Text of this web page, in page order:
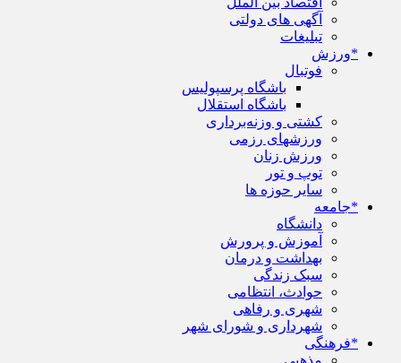
آگهی های دولتی
تبلیغات
*ورزش
فوتبال
باشگاه پرسپولیس
باشگاه استقلال
کشتی و وزنه‌برداری
ورزشهای رزمی
ورزش زنان
توپ و تور
سایر حوزه ها
*جامعه
دانشگاه
آموزش و پرورش
بهداشت و درمان
سبک زندگی
حوادث، انتظامی
شهری و رفاهی
شهرداری و شورای شهر
*فرهنگی